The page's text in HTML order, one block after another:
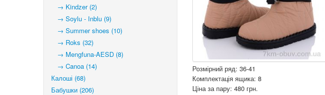
→ Kindzer (2)
→ Soylu - Inblu (9)
→ Summer shoes (10)
→ Roks (32)
→ Mengfuna-AESD (8)
→ Canoa (14)
Калоші (68)
Бабушки (206)
Розмірний ряд: 36-41
Комплектація ящика: 8
Ціна за пару: 480 грн.